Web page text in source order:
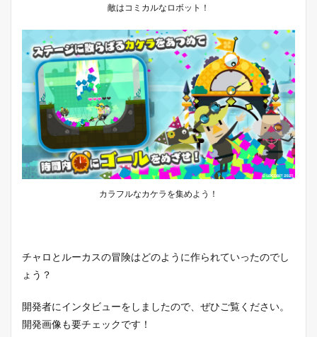
敵はコミカルなロボット！
カラフルなカケラを集めよう！
チャロとルーカスの冒険はどのように作られていったのでし
ょう？
開発者にインタビューをしましたので、ぜひご覧ください。
開発画像も要チェックです！